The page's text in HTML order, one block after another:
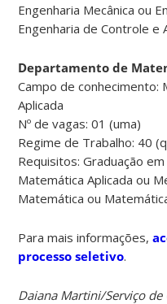
Engenharia Mecânica ou
Engenharia de Controle e
Departamento de
Campo de
Aplicada
Nº de vagas: 01 (uma)
Regime de Trabalho: 40
Requisitos: Graduação
Matemática Aplicada ou
Matemática ou
Para mais informações,
processo seletivo.
Daiana Martini/Serviço de